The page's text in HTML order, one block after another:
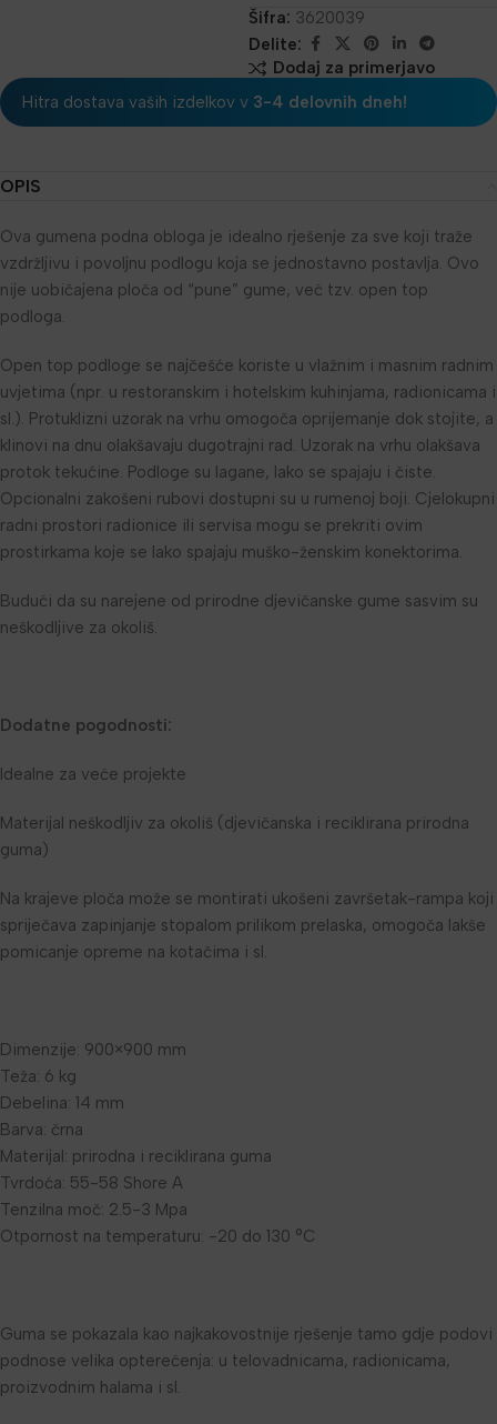
Šifra: 3620039
Delite:
Dodaj za primerjavo
Hitra dostava vaših izdelkov v 3-4 delovnih dneh!
OPIS
Ova gumena podna obloga je idealno rješenje za sve koji traže
vzdržljivu i povoljnu podlogu koja se jednostavno postavlja. Ovo
nije uobičajena ploča od “pune” gume, već tzv. open top
podloga.
Open top podloge se najčešće koriste u vlažnim i masnim radnim
uvjetima (npr. u restoranskim i hotelskim kuhinjama, radionicama i
sl.). Protuklizni uzorak na vrhu omogoča oprijemanje dok stojite, a
klinovi na dnu olakšavaju dugotrajni rad. Uzorak na vrhu olakšava
protok tekućine. Podloge su lagane, lako se spajaju i čiste.
Opcionalni zakošeni rubovi dostupni su u rumenoj boji. Cjelokupni
radni prostori radionice ili servisa mogu se prekriti ovim
prostirkama koje se lako spajaju muško-ženskim konektorima.
Budući da su narejene od prirodne djevičanske gume sasvim su
neškodljive za okoliš.
Dodatne pogodnosti:
Idealne za veće projekte
Materijal neškodljiv za okoliš (djevičanska i reciklirana prirodna
guma)
Na krajeve ploča može se montirati ukošeni završetak-rampa koji
spriječava zapinjanje stopalom prilikom prelaska, omogoča lakše
pomicanje opreme na kotačima i sl.
Dimenzije: 900×900 mm
Teža: 6 kg
Debelina: 14 mm
Barva: črna
Materijal: prirodna i reciklirana guma
Tvrdoća: 55-58 Shore A
Tenzilna moč: 2.5-3 Mpa
Otpornost na temperaturu: -20 do 130 °C
Guma se pokazala kao najkakovostnije rješenje tamo gdje podovi
podnose velika opterećenja: u telovadnicama, radionicama,
proizvodnim halama i sl.